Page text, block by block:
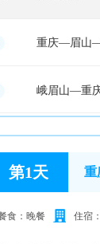
重庆—眉山
峨眉山—重
第1天
食：晚餐 住宿